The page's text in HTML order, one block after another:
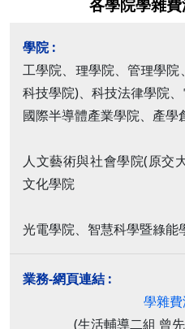
各學院學雜
工學院、理學院、管理學
科技學院)、科技法律學院、
國際半導體產業學院、產學
人文藝術與社會學院(原交
文化學院
光電學院、智慧科學暨綠能
學雜
(生活輔導二組 曾